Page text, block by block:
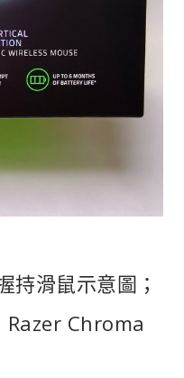
滑鼠示意圖；
Razer Chroma